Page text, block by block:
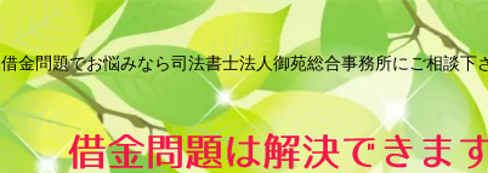
借金問題でお悩みなら司法書士法人御苑総合事務所にご相談